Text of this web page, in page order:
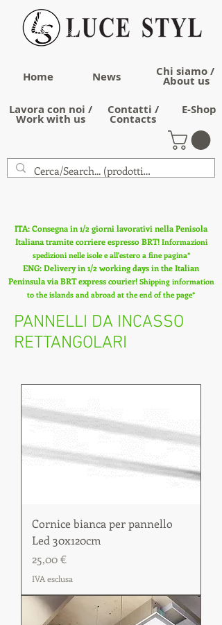
Home News Chi siamo /
About us
Lavora con noi /
Work with us
Contatti /
Contacts
E-Shop
ITA: Consegna in 1/2 giorni lavorativi nella Penisola
Italiana tramite corriere espresso BRT! Informazioni
spedizioni nelle isole e all'estero a fine pagina*
ENG: Delivery in 1/2 working days in the Italian
Peninsula via BRT express courier! Shipping information
to the islands and abroad at the end of the page*
PANNELLI DA INCASSO
RETTANGOLARI
Cornice bianca per pannello
Led 30x120cm
Prezzo
25,00 €
IVA esclusa